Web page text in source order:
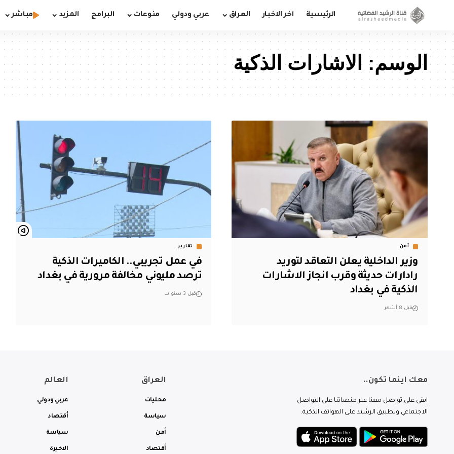
الرئيسية اخر الاخبار العراق عربي ودولي منوعات البرامج المزيد مباشر
الوسم: الاشارات الذكية
أمن
وزير الداخلية يعلن التعاقد لتوريد
رادارات حديثة وقرب انجاز الاشارات
الذكية في بغداد
قبل 8 أشهر
تقارير
في عمل تجريبي.. الكاميرات الذكية
ترصد مليوني مخالفة مرورية في بغداد
قبل 3 سنوات
معك اينما تكون..
ابقى على تواصل معنا عبر منصاتنا على التواصل
الاجتماعي وتطبيق الرشيد على الهواتف الذكية.
العراق
محليات
سياسة
أمن
أقتصاد
العالم
عربي ودولي
أقتصاد
سياسة
الاخيرة